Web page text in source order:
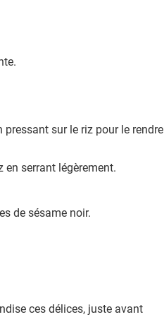
sur le riz pour le rendre
en serrant légèrement.
de sésame noir.
ces délices, juste avant